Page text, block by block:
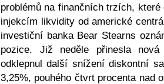
problémů na finančních trzích,
injekcím likvidity od americké
investiční banka Bear Stearns
pozice. Již neděle přinesla
odklepnul další snížení diskontní
3,25%, pouhého čtvrt procenta nad